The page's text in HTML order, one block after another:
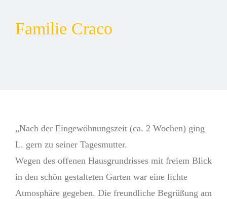
Familie Craco
„Nach der Eingewöhnungszeit (ca. 2 Wochen) ging
L. gern zu seiner Tagesmutter.
Wegen des offenen Hausgrundrisses mit freiem Blick
in den schön gestalteten Garten war eine lichte
Atmosphäre gegeben. Die freundliche Begrüßung am